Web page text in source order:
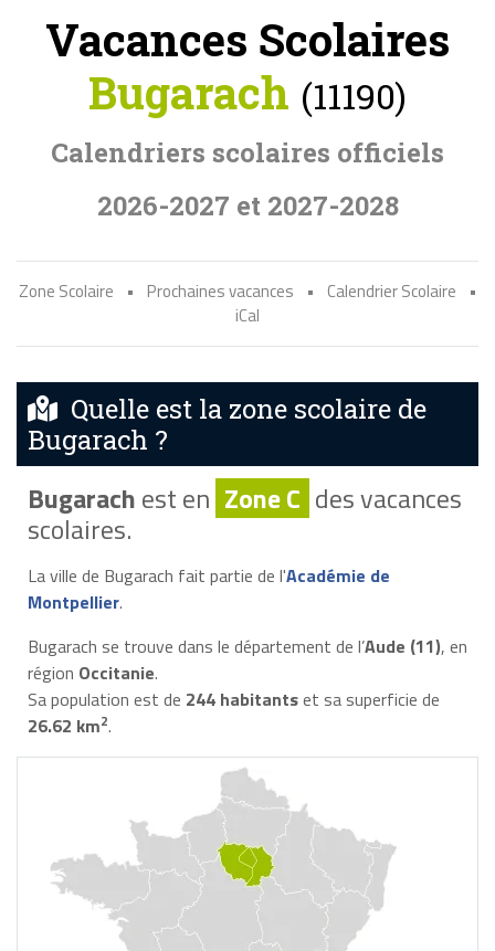
Vacances Scolaires
Bugarach (11190)
Calendriers scolaires officiels
2026-2027 et 2027-2028
Zone Scolaire • Prochaines vacances • Calendrier Scolaire
•
iCal
Quelle est la zone scolaire de
Bugarach ?
Bugarachest en Zone C des vacances
scolaires.
La ville de Bugarach fait partie de l'Académie de
Montpellier.
Bugarach se trouve dans le département de l’Aude (11), en
région Occitanie.
Sa population est de 244 habitantset sa superficie de
26.62 km2.